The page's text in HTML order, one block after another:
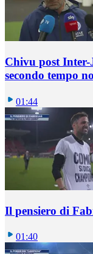
Chivu post
secondo tempo
01:44
Il pensiero di
01:40